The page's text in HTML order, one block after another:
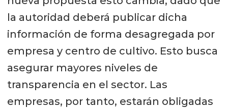
la autoridad deberá publicar dicha
información de forma desagregada por
empresa y centro de cultivo. Esto busca
asegurar mayores niveles de
transparencia en el sector. Las
empresas, por tanto, estarán obligadas